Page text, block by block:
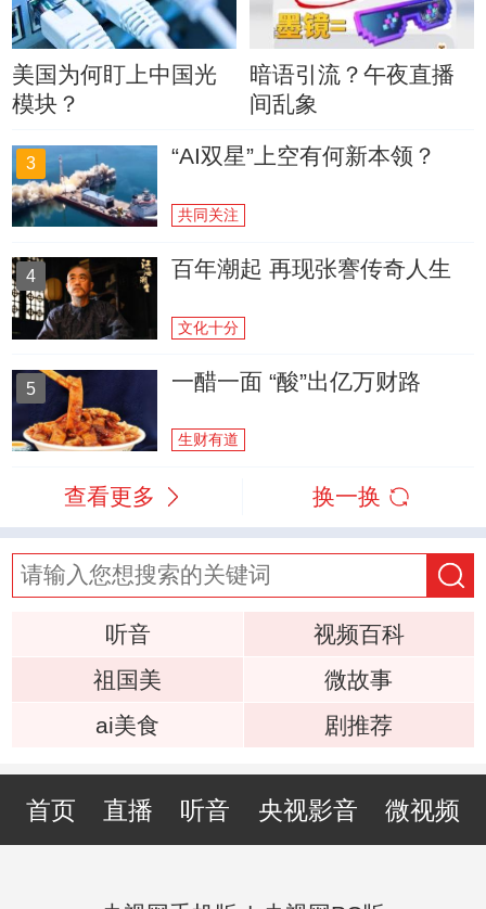
美国为何盯上中国光
模块？
暗语引流？午夜直播
间乱象
3 “AI双星”上空有何新本领？
共同关注
4 百年潮起 再现张謇传奇人生
文化十分
5 一醋一面 “酸”出亿万财路
生财有道
查看更多 换一换
听音
视频百科
祖国美
微故事
ai美食
剧推荐
首页 直播 听音 央视影音 微视频